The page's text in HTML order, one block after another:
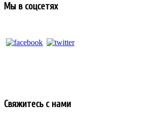
Мы в соцсетях
Свяжитесь с нами